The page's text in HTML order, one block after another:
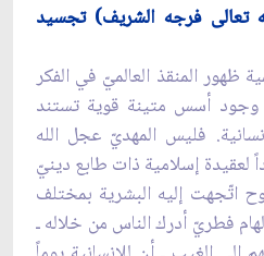
تعالى فرجه الشريف) تجسيد
ظهور المنقذ العالميّ في الفكر
وجود أسس متينة قوية تستند
فليس المهديّ عجل الله
إسلامية ذات طابع دينيّ
اتّجهت إليه البشرية بمختلف
فطريّ أدرك الناس من خلاله ـ